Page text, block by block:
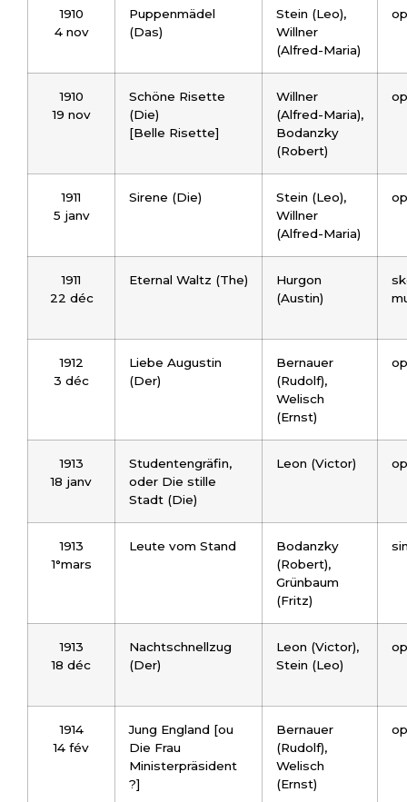
1910
4 nov
Puppenmädel
(Das)
Stein (Leo),
Willner
(Alfred-Maria)
1910
19 nov
Schöne Risette
(Die)
[Belle Risette]
Willner
(Alfred-Maria),
Bodanzky
(Robert)
1911
5 janv
Sirene (Die)
Stein (Leo),
Willner
(Alfred-Maria)
1911
22 déc
Eternal Waltz (The)
Hurgon
(Austin)
1912
3 déc
Liebe Augustin
(Der)
Bernauer
(Rudolf),
Welisch
(Ernst)
1913
18 janv
Studentengräfin,
oder Die stille
Stadt (Die)
Leon (Victor)
1913
1°mars
Leute vom Stand
Bodanzky
(Robert),
Grünbaum
(Fritz)
1913
18 déc
Nachtschnellzug
(Der)
Leon (Victor),
Stein (Leo)
1914
14 fév
Jung England [ou
Die Frau
Ministerpräsident
?]
Bernauer
(Rudolf),
Welisch
(Ernst)